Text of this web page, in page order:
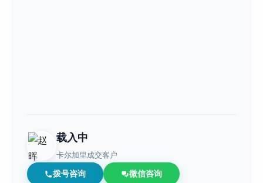
载入中
卡尔加里成交客户
拨号咨询 微信咨询